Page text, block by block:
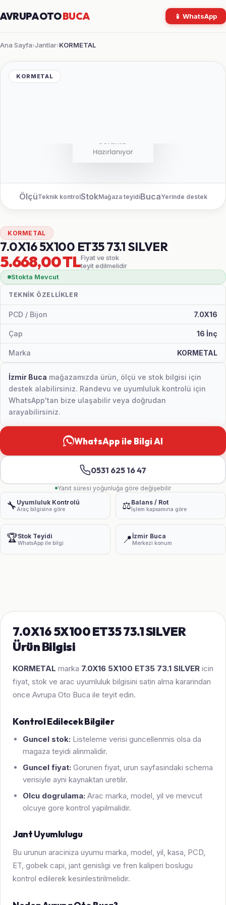
AVRUPA OTOBUCA 📱 WhatsApp
Ana Sayfa›Jantlar›KORMETAL
KORMETAL
ÖlçüTeknik kontrolStokMağaza teyidiBucaYerinde destek
KORMETAL
7.0X16 5X100 ET35 73.1 SILVER
5.668,00 TLFiyat ve stok
teyit edilmelidir
Stokta Mevcut
TEKNIK ÖZELLIKLER
PCD / Bijon 7.0X16
Çap 16 İnç
Marka KORMETAL
İzmir Buca mağazamızda ürün, ölçü ve stok bilgisi için
destek alabilirsiniz. Randevu ve uyumluluk kontrolü için
WhatsApp'tan bize ulaşabilir veya doğrudan
arayabilirsiniz.
WhatsApp ile Bilgi Al
0531 625 16 47
Yanıt süresi yoğunluğa göre değişebilir
🔧 Uyumluluk Kontrolü
Araç bilgisine göre ⚖️Balans / Rot
İşlem kapsamına göre
🏆Stok Teyidi
WhatsApp ile bilgi 📍İzmir Buca
Merkezi konum
7.0X16 5X100 ET35 73.1 SILVER
Ürün Bilgisi
KORMETAL marka 7.0X16 5X100 ET35 73.1 SILVER icin
fiyat, stok ve arac uyumluluk bilgisini satin alma kararindan
once Avrupa Oto Buca ile teyit edin.
Kontrol Edilecek Bilgiler
Guncel stok: Listeleme verisi guncellenmis olsa da
magaza teyidi alinmalidir.
Guncel fiyat: Gorunen fiyat, urun sayfasindaki schema
verisiyle ayni kaynaktan uretilir.
Olcu dogrulama: Arac marka, model, yil ve mevcut
olcuye gore kontrol yapilmalidir.
Jant Uyumlulugu
Bu urunun araciniza uyumu marka, model, yil, kasa, PCD,
ET, gobek capi, jant genisligi ve fren kaliperi boslugu
kontrol edilerek kesinlestirilmelidir.